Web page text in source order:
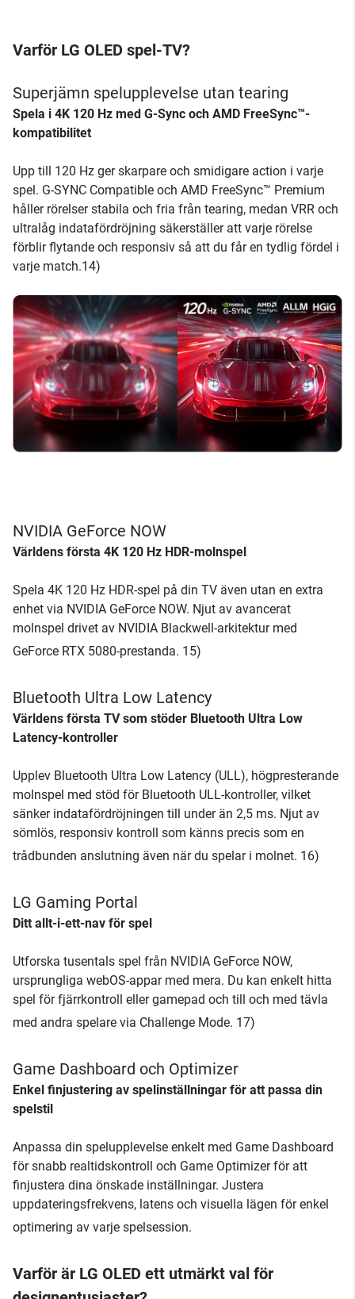
Varför LG OLED spel-TV?
Superjämn spelupplevelse utan tearing
Spela i 4K 120 Hz med G-Sync och AMD FreeSync™-
kompatibilitet
Upp till 120 Hz ger skarpare och smidigare action i varje
spel. G-SYNC Compatible och AMD FreeSync™ Premium
håller rörelser stabila och fria från tearing, medan VRR och
ultralåg indatafördröjning säkerställer att varje rörelse
förblir flytande och responsiv så att du får en tydlig fördel i
varje match.14)
NVIDIA GeForce NOW
Världens första 4K 120 Hz HDR-molnspel
Spela 4K 120 Hz HDR-spel på din TV även utan en extra
enhet via NVIDIA GeForce NOW. Njut av avancerat
molnspel drivet av NVIDIA Blackwell-arkitektur med
GeForce RTX 5080-prestanda. 15)
Bluetooth Ultra Low Latency
Världens första TV som stöder Bluetooth Ultra Low
Latency-kontroller
Upplev Bluetooth Ultra Low Latency (ULL), högpresterande
molnspel med stöd för Bluetooth ULL-kontroller, vilket
sänker indatafördröjningen till under än 2,5 ms. Njut av
sömlös, responsiv kontroll som känns precis som en
trådbunden anslutning även när du spelar i molnet. 16)
LG Gaming Portal
Ditt allt-i-ett-nav för spel
Utforska tusentals spel från NVIDIA GeForce NOW,
ursprungliga webOS-appar med mera. Du kan enkelt hitta
spel för fjärrkontroll eller gamepad och till och med tävla
med andra spelare via Challenge Mode. 17)
Game Dashboard och Optimizer
Enkel finjustering av spelinställningar för att passa din
spelstil
Anpassa din spelupplevelse enkelt med Game Dashboard
för snabb realtidskontroll och Game Optimizer för att
finjustera dina önskade inställningar. Justera
uppdateringsfrekvens, latens och visuella lägen för enkel
optimering av varje spelsession.
Varför är LG OLED ett utmärkt val för